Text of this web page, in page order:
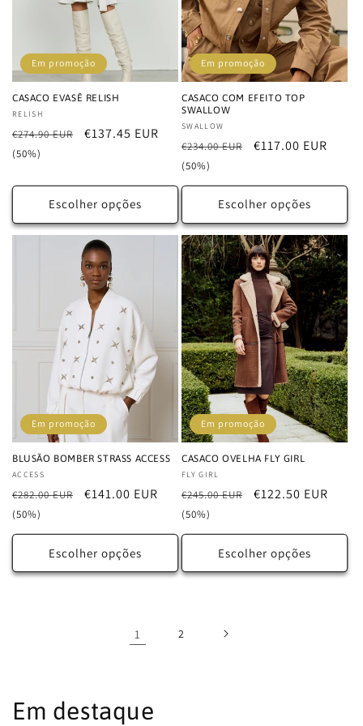
Em promoção
CASACO EVASÊ RELISH
Fornecedor:
RELISH
Preço
normal
€274.90 EUR
Preço
€137.45 EUR
(50%)
Escolher opções
Em promoção
CASACO COM EFEITO TOP
SWALLOW
Fornecedor:
SWALLOW
Preço
normal
€234.00 EUR
Preço
saldo
€117.00 EUR
(50%)
Escolher opções
Em promoção
BLUSÃO BOMBER STRASS ACCESS
Fornecedor:
ACCESS
Preço
normal
€282.00 EUR
Preço
saldo
€141.00 EUR
(50%)
Escolher opções
Em promoção
CASACO OVELHA FLY GIRL
Fornecedor:
FLY GIRL
Preço
normal
€245.00 EUR
Preço
saldo
€122.50 EUR
(50%)
Escolher opções
1 2
Em destaque